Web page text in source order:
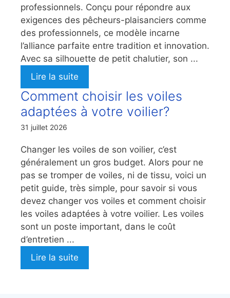
professionnels. Conçu pour répondre aux
exigences des pêcheurs-plaisanciers comme
des professionnels, ce modèle incarne
l’alliance parfaite entre tradition et innovation.
Avec sa silhouette de petit chalutier, son ...
Lire la suite
Comment choisir les voiles
adaptées à votre voilier?
31 juillet 2026
Changer les voiles de son voilier, c’est
généralement un gros budget. Alors pour ne
pas se tromper de voiles, ni de tissu, voici un
petit guide, très simple, pour savoir si vous
devez changer vos voiles et comment choisir
les voiles adaptées à votre voilier. Les voiles
sont un poste important, dans le coût
d’entretien ...
Lire la suite